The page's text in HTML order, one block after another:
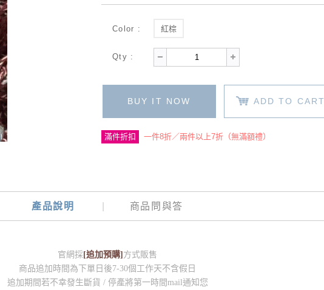
Color : 紅棕
Qty :
BUY IT NOW ADD TO CART
滿件折扣 一件8折／兩件以上7折（無滿額禮）
產品說明 商品問與答
官網採 [追加預購] 方式販售
商品追加時間為下單日後7-30個工作天不含假日
追加期間若不幸發生斷貨 / 停產將第一時間mail通知您